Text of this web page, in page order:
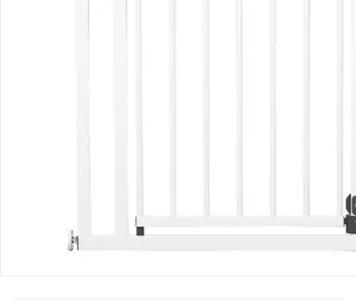
Filialen & Beratung